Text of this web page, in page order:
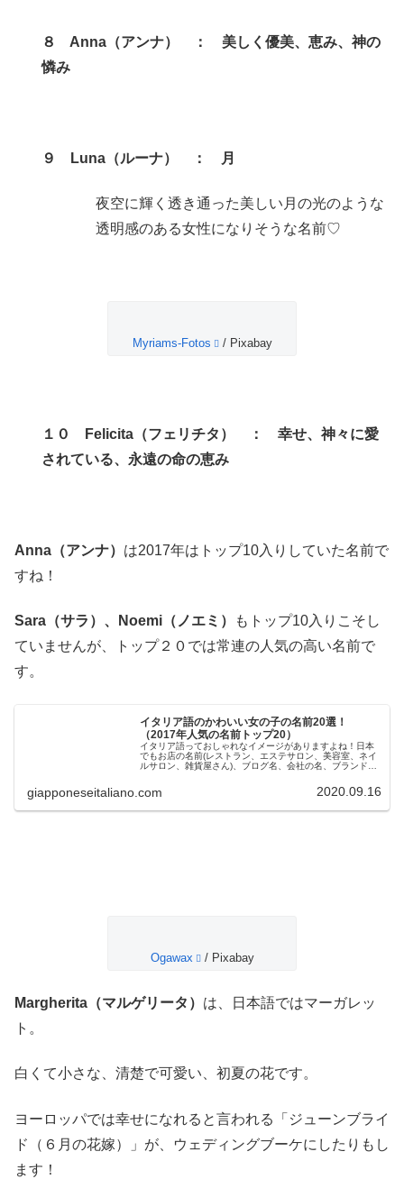
８ Anna（アンナ） ： 美しく優美、恵み、神の
憐み
９ Luna（ルーナ） ： 月
夜空に輝く透き通った美しい月の光のような
透明感のある女性になりそうな名前♡
Myriams-Fotos / Pixabay
１０
Felicita（フェリチタ） ： 幸せ、神々に愛
されている、永遠の命の恵み
Anna（アンナ） は2017年はトップ10入りしていた名前で
すね！
Sara（サラ）、Noemi（ノエミ）
もトップ10入りこそし
ていませんが、トップ２０では常連の人気の高い名前で
す。
イタリア語のかわいい女の子の名前20選！
（2017年人気の名前トップ20）
イタリア語っておしゃれなイメージがありますよね！日本
でもお店の名前(レストラン、エステサロン、美容室、ネイ
ルサロン、雑貨屋さん)、ブログ名、会社の名、ブランド
giapponeseitaliano.com 2020.09.16
Ogawax / Pixabay
Margherita（マルゲリータ） は、日本語ではマーガレッ
ト。
白くて小さな、清楚で可愛い、初夏の花です。
ヨーロッパでは幸せになれると言われる「ジューンブライ
ド（６月の花嫁）」が、ウェディングブーケにしたりもし
ます！